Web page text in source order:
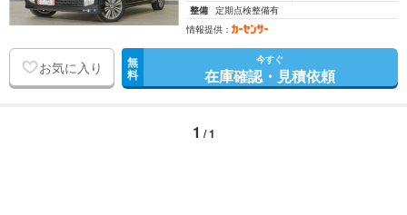
整備 定期点検整備有
情報提供：
お気に入り 無
料
今すぐ
在庫確認・見積依頼
1 / 1